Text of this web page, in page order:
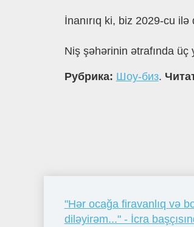
İnanırıq ki, biz 2029-cu
Niş şəhərinin ətrafında üç
Рубрика: Шоу-биз.
"Hər ocağa firavanlıq və
diləyirəm..." - İcra